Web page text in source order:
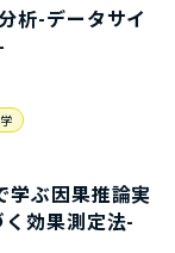
析-データサイ
学ぶ因果推論実
効果測定法-